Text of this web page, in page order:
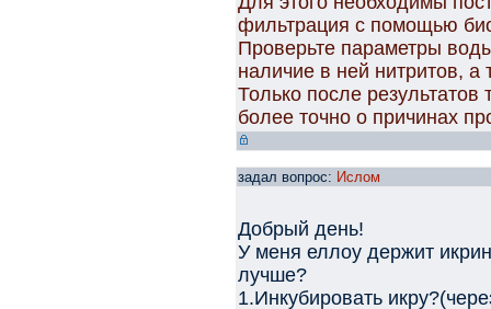
фильтрация с помощью
Проверьте параметры
наличие в ней нитритов, а
Только после результатов
более точно о причинах
задал вопрос: Ислом
Добрый день!
У меня еллоу держит
лучше?
1.Инкубировать